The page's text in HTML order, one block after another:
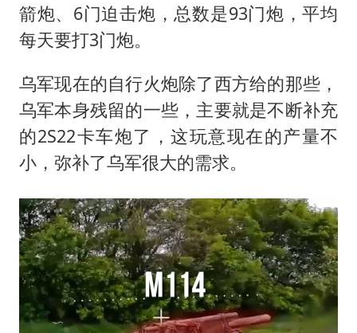
箭炮、6门迫击炮，总数是93门炮，平均
每天要打3门炮。
乌军现在的自行火炮除了西方给的那些，
乌军本身残留的一些，主要就是不断补充
的2S22卡车炮了，这玩意现在的产量不
小，弥补了乌军很大的需求。